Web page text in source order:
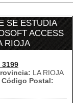
SE ESTUDIA
ACCESS
RIOJA
LA RIOJA
Código Postal: